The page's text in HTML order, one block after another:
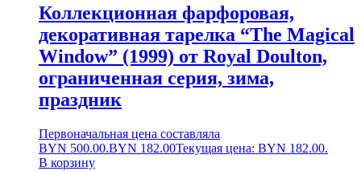
Коллекционная фарфоровая,
декоративная тарелка “The Magical
Window” (1999) от Royal Doulton,
ограниченная серия, зима,
праздник
Первоначальная цена составляла
BYN 500.00.BYN 182.00Текущая цена: BYN 182.00.
В корзину